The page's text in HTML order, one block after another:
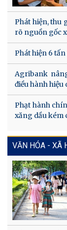
Phát hiện, thu
rõ nguồn gốc
Phát hiện 6
Agribank
điều hành hiệu
Phạt hành
xăng dầu kém
VĂN HÓA - XÃ